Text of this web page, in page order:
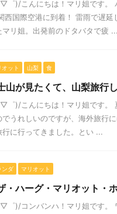
゜)/こんにちは！マリ姐です。
西国際空港に到着！ 雷雨で遅
マリ姐。出発前のドタバタで疲 ...
オット 山梨 食
山が見たくて、山梨旅行
゜)/こんにちは！マリ姐です。
でうれしいのですが、海外旅行
行に行ってきました。とい ...
ンダ マリオット
ザ・ハーグ・マリオット
゜)/コンバンハ！マリ姐です。